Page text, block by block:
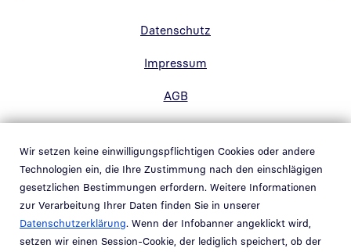
Wir setzen keine einwilligungspflichtigen Cookies oder andere
Technologien ein, die Ihre Zustimmung nach den einschlägigen
gesetzlichen Bestimmungen erfordern. Weitere Informationen
zur Verarbeitung Ihrer Daten finden Sie in unserer
Datenschutzerklärung. Wenn der Infobanner angeklickt wird,
setzen wir einen Session-Cookie, der lediglich speichert, ob der
Datenschutz
Impressum
AGB
Kontakt
Hinweisgebersystem
Link in neuem Fenster öffnen
Whistleblower system